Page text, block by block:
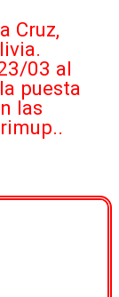
Cruz,
03 al
puesta
las